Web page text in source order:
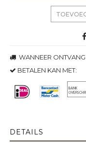
WANNEER
BETALEN KAN MET:
DETAILS